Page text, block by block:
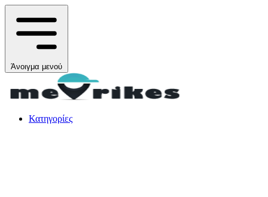
Άνοιγμα μενού
Κατηγορίες